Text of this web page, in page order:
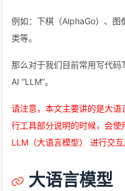
例如：下棋（AlphaGo）、图
类等。
那么对于我们目前常用写代
AI “LLM”。
请注意，本文主要讲的是大
行工具部分说明的时候，会
LLM（大语言模型） 进行交互
大语言模型